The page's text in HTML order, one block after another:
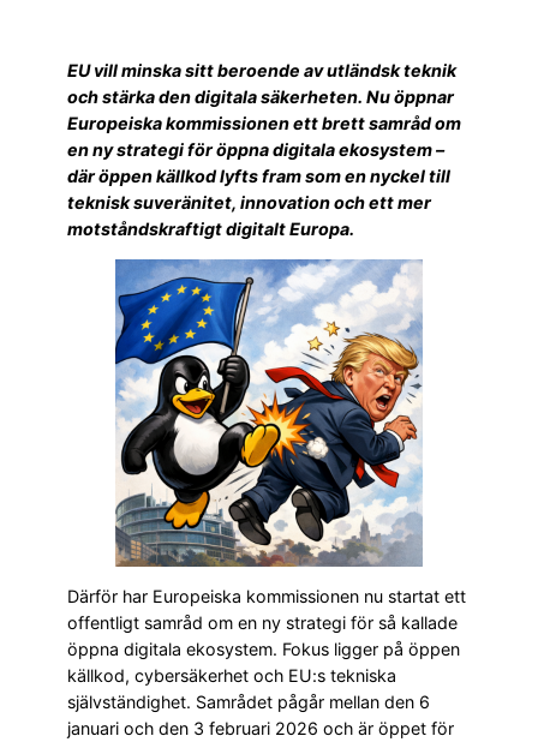
EU vill minska sitt beroende av utländsk teknik
och stärka den digitala säkerheten. Nu öppnar
Europeiska kommissionen ett brett samråd om
en ny strategi för öppna digitala ekosystem –
där öppen källkod lyfts fram som en nyckel till
teknisk suveränitet, innovation och ett mer
motståndskraftigt digitalt Europa.
Därför har Europeiska kommissionen nu startat ett
offentligt samråd om en ny strategi för så kallade
öppna digitala ekosystem. Fokus ligger på öppen
källkod, cybersäkerhet och EU:s tekniska
självständighet. Samrådet pågår mellan den 6
januari och den 3 februari 2026 och är öppet för